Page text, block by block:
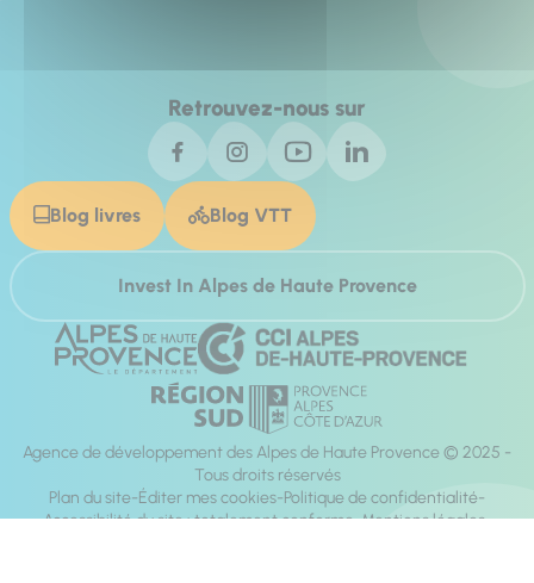
Retrouvez-nous sur
Blog livres Blog VTT
Invest In Alpes de Haute Provence
Agence de développement des Alpes de Haute Provence © 2025 -
Tous droits réservés
Plan du site Éditer mes cookies Politique de confidentialité
Accessibilité du site : totalement conforme Mentions légales